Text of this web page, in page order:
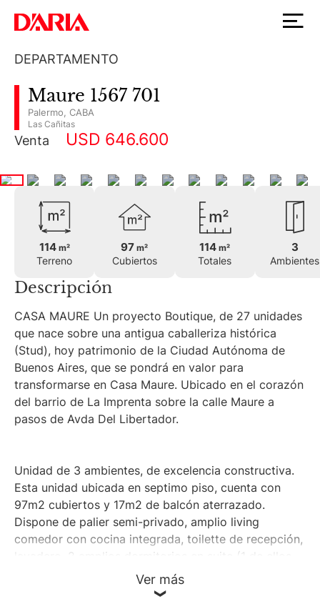
DEPARTAMENTO
Maure 1567 701
Palermo CABA
Las Cañitas
Venta USD 646.600
114 m²
Terreno
97m²
Cubiertos
114m²
Totales
3
Ambientes
Descripción
CASA MAURE Un proyecto Boutique, de 27 unidades
que nace sobre una antigua caballeriza histórica
(Stud), hoy patrimonio de la Ciudad Autónoma de
Buenos Aires, que se pondrá en valor para
transformarse en Casa Maure. Ubicado en el corazón
del barrio de La Imprenta sobre la calle Maure a
pasos de Avda Del Libertador.
Unidad de 3 ambientes, de excelencia constructiva.
Esta unidad ubicada en septimo piso, cuenta con
97m2 cubiertos y 17m2 de balcón aterrazado.
Dispone de palier semi-privado, amplio living
comedor con cocina integrada, toilette de recepción,
lavadero, 2 amplios dormitorios en suite (1 de ellos
con gran vestidor, el restante con amplio placard).
Gran balcón con +2mts de profundo.
Ver más